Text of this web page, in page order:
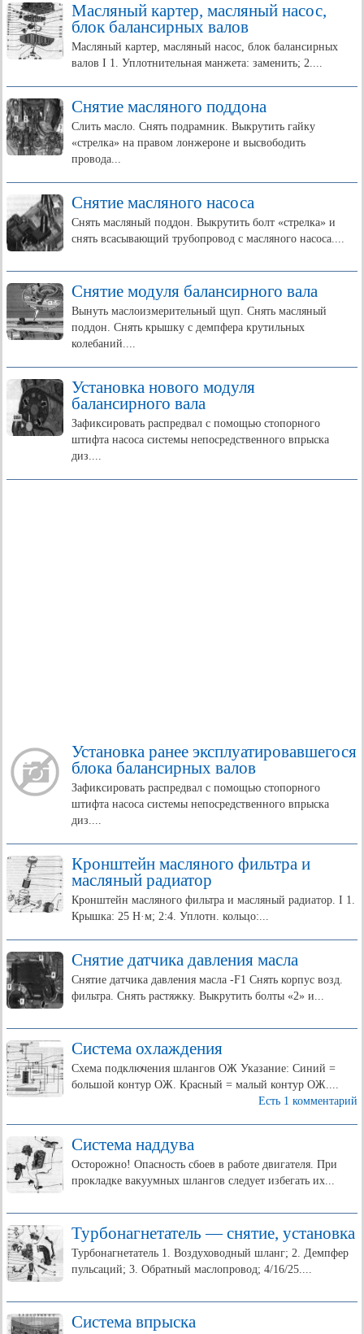
Масляный картер, масляный насос,
блок балансирных валов
Масляный картер, масляный насос, блок балансирных
валов I 1. Уплотнительная манжета: заменить; 2....
Снятие масляного поддона
Слить масло. Снять подрамник. Выкрутить гайку
«стрелка» на правом лонжероне и высвободить
провода...
Снятие масляного насоса
Снять масляный поддон. Выкрутить болт «стрелка» и
снять всасывающий трубопровод с масляного насоса....
Снятие модуля балансирного вала
Вынуть маслоизмерительный щуп. Снять масляный
поддон. Снять крышку с демпфера крутильных
колебаний....
Установка нового модуля
балансирного вала
Зафиксировать распредвал с помощью стопорного
штифта насоса системы непосредственного впрыска
диз....
Установка ранее эксплуатировавшегося
блока балансирных валов
Зафиксировать распредвал с помощью стопорного
штифта насоса системы непосредственного впрыска
диз....
Кронштейн масляного фильтра и
масляный радиатор
Кронштейн масляного фильтра и масляный радиатор. I 1.
Крышка: 25 Н·м; 2:4. Уплотн. кольцо:...
Снятие датчика давления масла
Снятие датчика давления масла -F1 Снять корпус возд.
фильтра. Снять растяжку. Выкрутить болты «2» и...
Система охлаждения
Схема подключения шлангов ОЖ Указание: Синий =
большой контур ОЖ. Красный = малый контур ОЖ....
Есть 1 комментарий
Система наддува
Осторожно! Опасность сбоев в работе двигателя. При
прокладке вакуумных шлангов следует избегать их...
Турбонагнетатель — снятие, установка
Турбонагнетатель 1. Воздуховодный шланг; 2. Демпфер
пульсаций; 3. Обратный маслопровод; 4/16/25....
Система впрыска